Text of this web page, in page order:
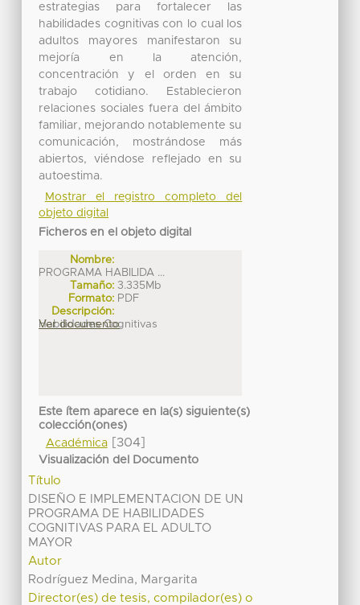
estrategias para fortalecer las
habilidades cognitivas con lo cual los
adultos mayores manifestaron su
mejoría en la atención,
concentración y el orden en su
trabajo cotidiano. Establecieron
relaciones sociales fuera del ámbito
familiar, mejorando notablemente su
comunicación, mostrándose más
abiertos, viéndose reflejado en su
autoestima.
Mostrar el registro completo del
objeto digital
Ficheros en el objeto digital
Nombre:
PROGRAMA HABILIDA ...
Tamaño: 3.335Mb
Formato: PDF
Descripción:
Habilidades Cognitivas
Ver documento
Este ítem aparece en la(s) siguiente(s)
colección(ones)
Académica[304]
Visualización del Documento
Título
DISEÑO E IMPLEMENTACION DE UN
PROGRAMA DE HABILIDADES
COGNITIVAS PARA EL ADULTO
MAYOR
Autor
Rodríguez Medina, Margarita
Director(es) de tesis, compilador(es) o